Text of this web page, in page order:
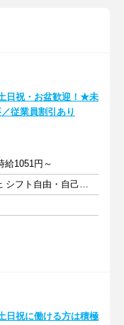
日祝・お盆歓迎！★未
従業員割引あり
給1051円～
週2日以上 1日3時間以上 シフト自由・自己申告
日祝に働ける方は積極